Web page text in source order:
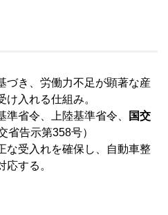
づき、労働力不足が顕著な産
入れる仕組み。
準省令、上陸基準省令、
国交
省告示第358号）
な受入れを確保し、自動車整
する。